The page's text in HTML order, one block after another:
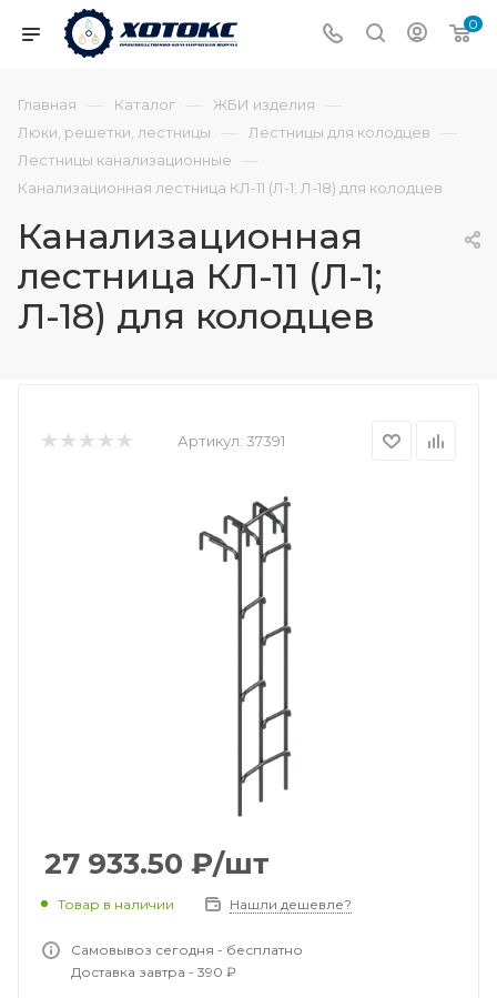
0
Главная — Каталог — ЖБИ изделия —
Люки, решетки, лестницы — Лестницы для колодцев —
Лестницы канализационные —
Канализационная лестница КЛ-11 (Л-1; Л-18) для колодцев
Канализационная
лестница КЛ-11 (Л-1;
Л-18) для колодцев
Артикул: 37391
27 933.50 ₽/шт
Товар в наличии Нашли дешевле?
Самовывоз сегодня - бесплатно
Доставка завтра - 390 ₽